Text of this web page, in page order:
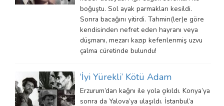
boğuştu. Sol ayak parmakları kesildi.
Sonra bacağını yitirdi. Tahmin(ler)e göre
kendisinden nefret eden hayranı veya
düşmanı, mezarı kazıp kefenlenmiş uzvu
çalma cüretinde bulundu!
‘İyi Yürekli’ Kötü Adam
Erzurum’dan kağnı ile yola çıkıldı. Konya’ya
sonra da Yalova’ya ulaşıldı. İstanbul’a